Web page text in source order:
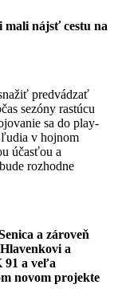
mali nájsť cestu na
predvádzať
sezóny rastúcu
sa do play-
ľudia v hojnom
účasťou a
rozhodne
a zároveň
a
91 a veľa
novom projekte